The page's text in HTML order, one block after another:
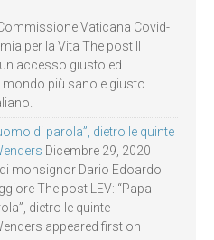
Vaticana Covid-
per la Vita The post Il
accesso giusto ed
mondo più sano e giusto
di parola”, dietro le quinte
Dicembre 29, 2020
monsignor Dario Edoardo
The post LEV: “Papa
dietro le quinte
appeared first on